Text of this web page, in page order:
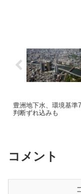
豊洲地下水、環境基準
判断ずれ込みも
コメント